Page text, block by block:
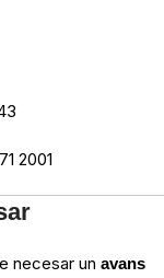
2001
necesar un avans